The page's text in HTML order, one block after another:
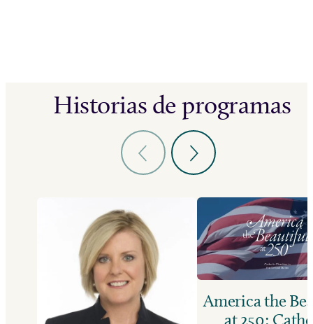
Historias de programas
America the
at 250: